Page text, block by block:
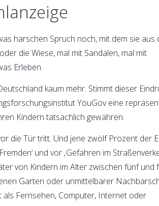
harschen Spruch noch, mit dem sie aus
die Wiese, mal mit Sandalen, mal mit
Erleben.
kaum mehr. Stimmt dieser
YouGov eine
Kindern tatsächlich gewähren.
die Tür tritt. Und jene zwölf Prozent der
und vor ‚Gefahren im
von Kindern im Alter zwischen fünf und
Garten oder unmittelbarer
als Fernsehen, Computer, Internet oder